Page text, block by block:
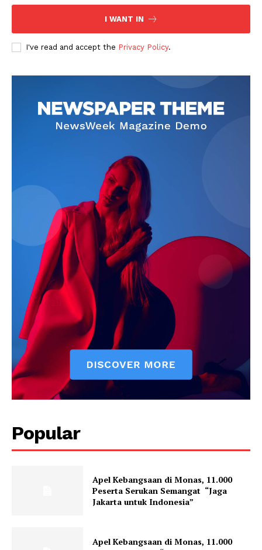
I WANT IN
I've read and accept the Privacy Policy.
Popular
Apel Kebangsaan di Monas, 11.000
Peserta Serukan Semangat “Jaga
Jakarta untuk Indonesia”
Apel Kebangsaan di Monas, 11.000